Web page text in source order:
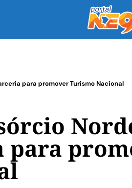
para promover Turismo Nacional